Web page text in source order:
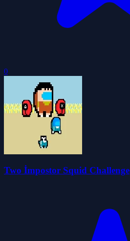
0
Two İmpostor Squid Challenge